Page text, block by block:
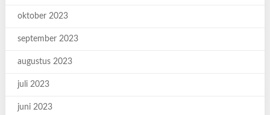
oktober 2023
september 2023
augustus 2023
juli 2023
juni 2023